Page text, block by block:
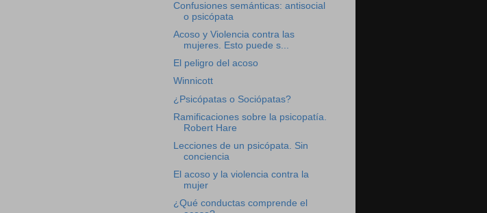
Confusiones semánticas: antisocial
o psicópata
Acoso y Violencia contra las
mujeres. Esto puede s...
El peligro del acoso
Winnicott
¿Psicópatas o Sociópatas?
Ramificaciones sobre la psicopatía.
Robert Hare
Lecciones de un psicópata. Sin
conciencia
El acoso y la violencia contra la
mujer
¿Qué conductas comprende el